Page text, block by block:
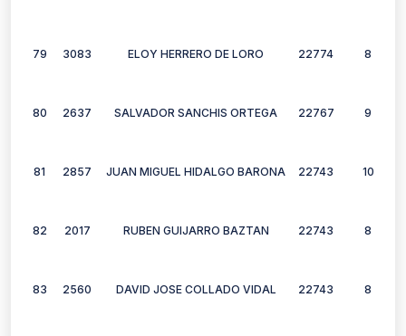
79 3083 ELOY HERRERO DE LORO 22774 8
80 2637 SALVADOR SANCHIS ORTEGA 22767 9
81 2857 JUAN MIGUEL HIDALGO BARONA 22743 10
82 2017 RUBEN GUIJARRO BAZTAN 22743 8
83 2560 DAVID JOSE COLLADO VIDAL 22743 8